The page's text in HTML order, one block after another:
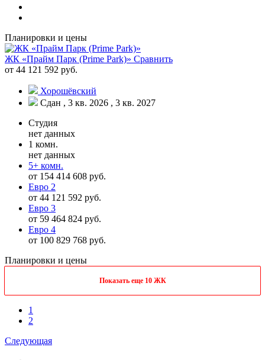
Планировки и цены
ЖК «Прайм Парк (Prime Park)» Сравнить
от 44 121 592 руб.
Хорошёвский
Сдан , 3 кв. 2026 , 3 кв. 2027
Студия
нет данных
1 комн.
нет данных
5+ комн.
от 154 414 608 руб.
Евро 2
от 44 121 592 руб.
Евро 3
от 59 464 824 руб.
Евро 4
от 100 829 768 руб.
Планировки и цены
Показать еще 10 ЖК
1
2
Следующая